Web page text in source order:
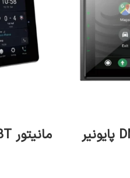
مانیتور DMH-ZF9350BT پایونیر